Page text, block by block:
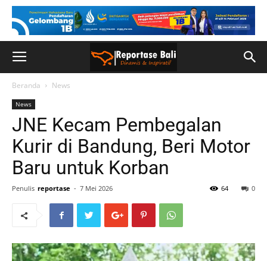
Beranda News
News
JNE Kecam Pembegalan
Kurir di Bandung, Beri Motor
Baru untuk Korban
Penulis reportase - 7 Mei 2026 0
64